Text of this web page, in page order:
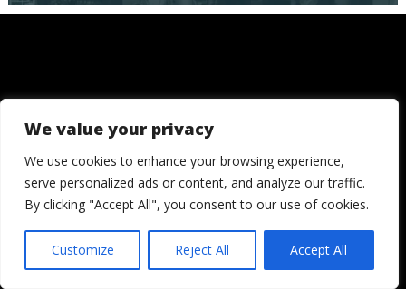
We value your privacy
We use cookies to enhance your browsing experience,
serve personalized ads or content, and analyze our traffic.
By clicking "Accept All", you consent to our use of cookies.
Customize Reject All Accept All
© 2006 - 2026
dicen que llegada una edad es hora de asentar la
cabeza. Decepcionémosles.
Crónicas de una cámara es un blog de Ignacio